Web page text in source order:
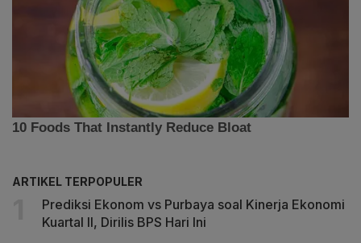
ARTIKEL TERPOPULER
Prediksi Ekonom vs Purbaya soal Kinerja Ekonomi
Kuartal II, Dirilis BPS Hari Ini